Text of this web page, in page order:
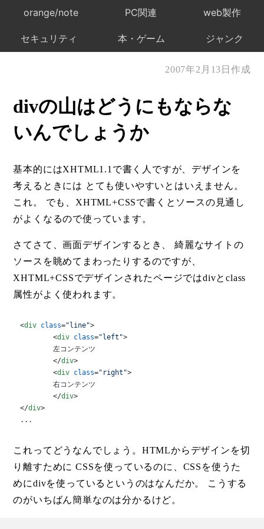
orange/note PC関連 web製作
セキュリティ 本・ゲーム ジャンク
2007年2月13日作成
divの山はどうにもならな
いんでしょうか
基本的にはXHTML1.1で書く人ですが、デザインを
考えるときには とても使いやすいとはいえません。
これ。 でも、XHTML+CSSで書くとソースの見通し
がよくなるので使っています。
さてさて、画面デザインするとき、 綺麗なサイトの
ソースを眺めてまわったりするのですが、
XHTML+CSSでデザインされたページではdivとclass
属性がよく使われます。
<div class="line">
<div class="left">
	左コンテンツ
</div>
<div class="right">
	右コンテンツ
</div>
</div>
...
これってどうなんでしょう。HTMLからデザインを切
り離すために CSSを使っているのに、CSSを使うた
めにdivを使っているというのはなんだか。 こうする
のがいちばん簡単なのは分かるけど。